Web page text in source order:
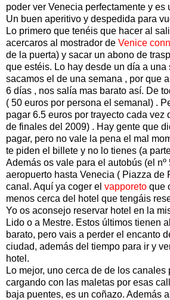
poder ver Venecia perfectamente y es
Un buen aperitivo y despedida para
Lo primero que tenéis que hacer al
acercaros al mostrador de Venice
de la puerta) y sacar un abono de
que estéis. Lo hay desde un día a una
sacamos el de una semana , por que
6 días , nos salía mas barato así. De
( 50 euros por persona el semanal) .
pagar 6.5 euros por trayecto cada vez
de finales del 2009) . Hay gente que
pagar, pero no vale la pena el mal
te piden el billete y no lo tienes (a
Además os vale para el autobús (el nº
aeropuerto hasta Venecia ( Piazza de
canal. Aquí ya coger el vapporeto que
menos cerca del hotel que tengáis
Yo os aconsejo reservar hotel en la
Lido o a Mestre. Estos últimos tienen
barato, pero vais a perder el encanto
ciudad, además del tiempo para ir y
hotel.
Lo mejor, uno cerca de de los
cargando con las maletas por esas
baja puentes, es un coñazo. Además